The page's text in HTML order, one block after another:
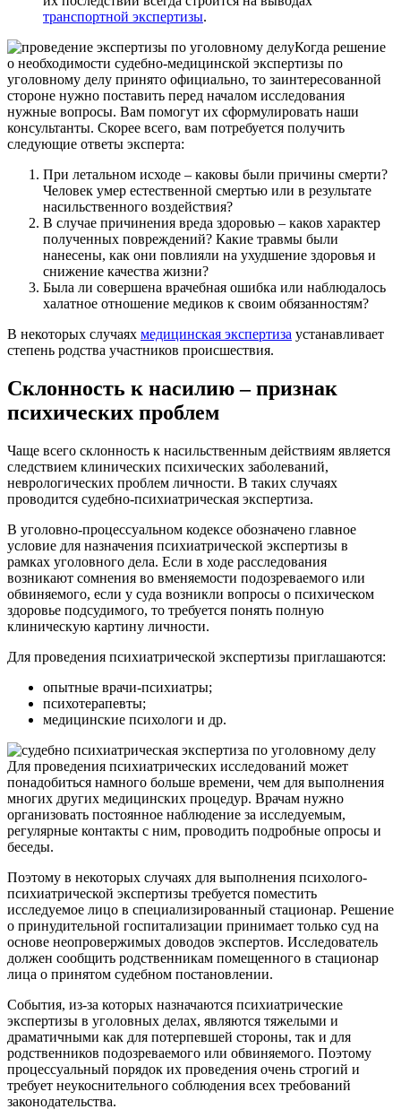
транспортной экспертизы.
Когда решение
о необходимости судебно-медицинской экспертизы по
уголовному делу принято официально, то заинтересованной
стороне нужно поставить перед началом исследования
нужные вопросы. Вам помогут их сформулировать наши
консультанты. Скорее всего, вам потребуется получить
следующие ответы эксперта:
При летальном исходе – каковы были причины смерти?
Человек умер естественной смертью или в результате
насильственного воздействия?
В случае причинения вреда здоровью – каков характер
полученных повреждений? Какие травмы были
нанесены, как они повлияли на ухудшение здоровья и
снижение качества жизни?
Была ли совершена врачебная ошибка или наблюдалось
халатное отношение медиков к своим обязанностям?
В некоторых случаях медицинская экспертиза устанавливает
степень родства участников происшествия.
Склонность к насилию – признак
психических проблем
Чаще всего склонность к насильственным действиям является
следствием клинических психических заболеваний,
неврологических проблем личности. В таких случаях
проводится судебно-психиатрическая экспертиза.
В уголовно-процессуальном кодексе обозначено главное
условие для назначения психиатрической экспертизы в
рамках уголовного дела. Если в ходе расследования
возникают сомнения во вменяемости подозреваемого или
обвиняемого, если у суда возникли вопросы о психическом
здоровье подсудимого, то требуется понять полную
клиническую картину личности.
Для проведения психиатрической экспертизы приглашаются:
опытные врачи-психиатры;
психотерапевты;
медицинские психологи и др.
Для проведения психиатрических исследований может
понадобиться намного больше времени, чем для выполнения
многих других медицинских процедур. Врачам нужно
организовать постоянное наблюдение за исследуемым,
регулярные контакты с ним, проводить подробные опросы и
беседы.
Поэтому в некоторых случаях для выполнения психолого-
психиатрической экспертизы требуется поместить
исследуемое лицо в специализированный стационар. Решение
о принудительной госпитализации принимает только суд на
основе неопровержимых доводов экспертов. Исследователь
должен сообщить родственникам помещенного в стационар
лица о принятом судебном постановлении.
События, из-за которых назначаются психиатрические
экспертизы в уголовных делах, являются тяжелыми и
драматичными как для потерпевшей стороны, так и для
родственников подозреваемого или обвиняемого. Поэтому
процессуальный порядок их проведения очень строгий и
требует неукоснительного соблюдения всех требований
законодательства.